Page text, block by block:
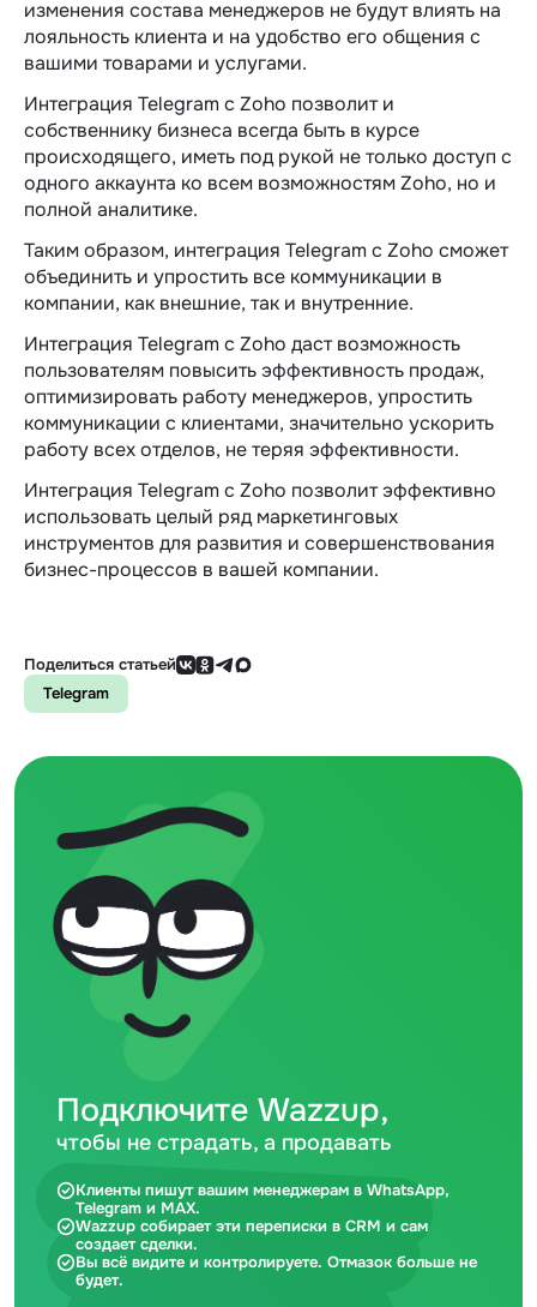
изменения состава менеджеров не будут влиять на
лояльность клиента и на удобство его общения с
вашими товарами и услугами.
Интеграция Telegram c Zoho позволит и
собственнику бизнеса всегда быть в курсе
происходящего, иметь под рукой не только доступ с
одного аккаунта ко всем возможностям Zoho, но и
полной аналитике.
Таким образом, интеграция Telegram c Zoho сможет
объединить и упростить все коммуникации в
компании, как внешние, так и внутренние.
Интеграция Telegram c Zoho даст возможность
пользователям повысить эффективность продаж,
оптимизировать работу менеджеров, упростить
коммуникации с клиентами, значительно ускорить
работу всех отделов, не теряя эффективности.
Интеграция Telegram c Zoho позволит эффективно
использовать целый ряд маркетинговых
инструментов для развития и совершенствования
бизнес-процессов в вашей компании.
Поделиться статьей
Telegram
Подключите Wazzup,
чтобы не страдать, а продавать
Клиенты пишут вашим менеджерам в WhatsApp,
Telegram и MAX.
Wazzup собирает эти переписки в CRM и сам
создает сделки.
Вы всё видите и контролируете. Отмазок больше не
будет.